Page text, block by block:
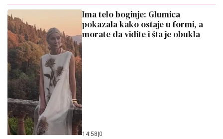
Ima telo boginje: Glumica
pokazala kako ostaje u formi, a
morate da vidite i šta je obukla
14:58 0